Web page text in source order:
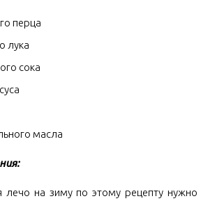
перца
лука
сока
масла
лечо на зиму по этому рецепту нужно